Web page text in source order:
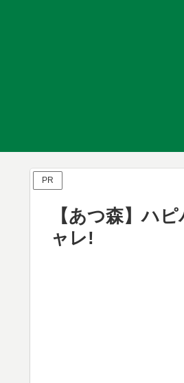
PR
【あつ森】ハ
ャレ!